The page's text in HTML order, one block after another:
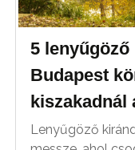
5
Budapest
kiszakadnál
Lenyűgöző